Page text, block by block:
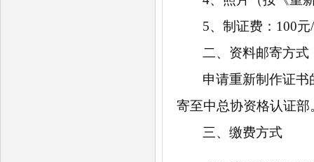
5、制证费：100元
二、资料邮寄方式
申请重新制作证
寄至中总协资格认证
三、缴费方式